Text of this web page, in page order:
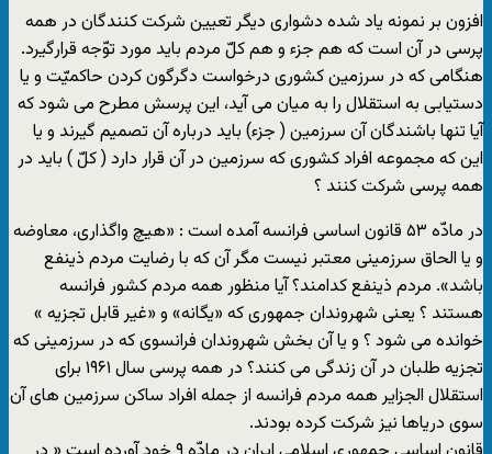
افزون بر نمونه یاد شده دشواری دیگر تعیین شرکت کنندگان در همه
پرسی در آن است که هم جزء و هم کلّ مردم باید مورد توّجه قرارگیرد.
هنگامی که در سرزمین کشوری درخواست دگرگون کردن حاکمیّت و یا
دستیابی به استقلال را به میان می آید، این پرسش مطرح می شود که
آیا تنها باشندگان آن سرزمین ( جزء) باید درباره آن تصمیم گیرند و یا
این که مجموعه افراد کشوری که سرزمین در آن قرار دارد ( کلّ ) باید در
همه پرسی شرکت کنند ؟
در مادّه ۵۳ قانون اساسی فرانسه آمده است : «هیچ واگذاری، معاوضه
و یا الحاق سرزمینی معتبر نیست مگر آن که با رضایت مردم ذینفع
باشد». مردم ذینفع کدامند؟ آیا منظور همه مردم کشور فرانسه
هستند ؟ یعنی شهروندان جمهوری که «یگانه» و «غیر قابل تجزیه »
خوانده می شود ؟ و یا آن بخش شهروندان فرانسوی که در سرزمینی که
تجزیه طلبان در آن زندگی می کنند؟ در همه پرسی سال ۱۹۶۱ برای
استقلال الجزایر همه مردم فرانسه از جمله افراد ساکن سرزمین های آن
سوی دریاها نیز شرکت کرده بودند.